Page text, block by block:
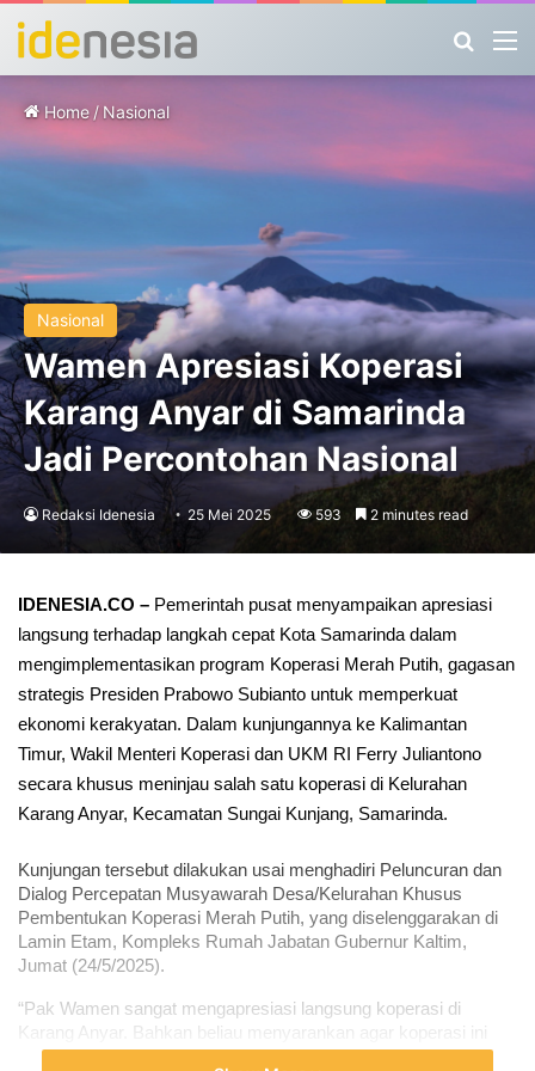
Home / Nasional
Nasional
Wamen Apresiasi Koperasi
Karang Anyar di Samarinda
Jadi Percontohan Nasional
Redaksi Idenesia 25 Mei 2025 593 2 minutes read
IDENESIA.CO – Pemerintah pusat menyampaikan apresiasi
langsung terhadap langkah cepat Kota Samarinda dalam
mengimplementasikan program Koperasi Merah Putih, gagasan
strategis Presiden Prabowo Subianto untuk memperkuat
ekonomi kerakyatan. Dalam kunjungannya ke Kalimantan
Timur, Wakil Menteri Koperasi dan UKM RI Ferry Juliantono
secara khusus meninjau salah satu koperasi di Kelurahan
Karang Anyar, Kecamatan Sungai Kunjang, Samarinda.
Kunjungan tersebut dilakukan usai menghadiri Peluncuran dan
Dialog Percepatan Musyawarah Desa/Kelurahan Khusus
Pembentukan Koperasi Merah Putih, yang diselenggarakan di
Lamin Etam, Kompleks Rumah Jabatan Gubernur Kaltim,
Jumat (24/5/2025).
“Pak Wamen sangat mengapresiasi langsung koperasi di
Karang Anyar. Bahkan beliau menyarankan agar koperasi ini
menambah unit usaha seperti apotek dan layanan publik